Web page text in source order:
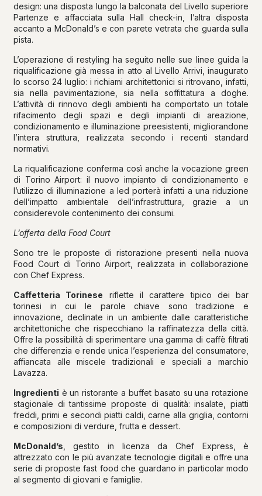
design: una disposta lungo la balconata del Livello superiore
Partenze e affacciata sulla Hall check-in, l’altra disposta
accanto a McDonald’s e con parete vetrata che guarda sulla
pista.
L’operazione di restyling ha seguito nelle sue linee guida la
riqualificazione già messa in atto al Livello Arrivi, inaugurato
lo scorso 24 luglio: i richiami architettonici si ritrovano, infatti,
sia nella pavimentazione, sia nella soffittatura a doghe.
L’attività di rinnovo degli ambienti ha comportato un totale
rifacimento degli spazi e degli impianti di areazione,
condizionamento e illuminazione preesistenti, migliorandone
l’intera struttura, realizzata secondo i recenti standard
normativi.
La riqualificazione conferma così anche la vocazione green
di Torino Airport: il nuovo impianto di condizionamento e
l’utilizzo di illuminazione a led porterà infatti a una riduzione
dell’impatto ambientale dell’infrastruttura, grazie a un
considerevole contenimento dei consumi.
L’offerta della Food Court
Sono tre le proposte di ristorazione presenti nella nuova
Food Court di Torino Airport, realizzata in collaborazione
con Chef Express.
Caffetteria Torinese riflette il carattere tipico dei bar
torinesi in cui le parole chiave sono tradizione e
innovazione, declinate in un ambiente dalle caratteristiche
architettoniche che rispecchiano la raffinatezza della città.
Offre la possibilità di sperimentare una gamma di caffè filtrati
che differenzia e rende unica l’esperienza del consumatore,
affiancata alle miscele tradizionali e speciali a marchio
Lavazza.
Ingredienti è un ristorante a buffet basato su una rotazione
stagionale di tantissime proposte di qualità: insalate, piatti
freddi, primi e secondi piatti caldi, carne alla griglia, contorni
e composizioni di verdure, frutta e dessert.
McDonald’s , gestito in licenza da Chef Express, è
attrezzato con le più avanzate tecnologie digitali e offre una
serie di proposte fast food che guardano in particolar modo
al segmento di giovani e famiglie.